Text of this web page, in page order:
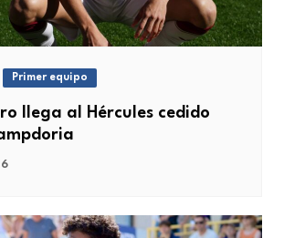
Primer equipo
llega al Hércules cedido